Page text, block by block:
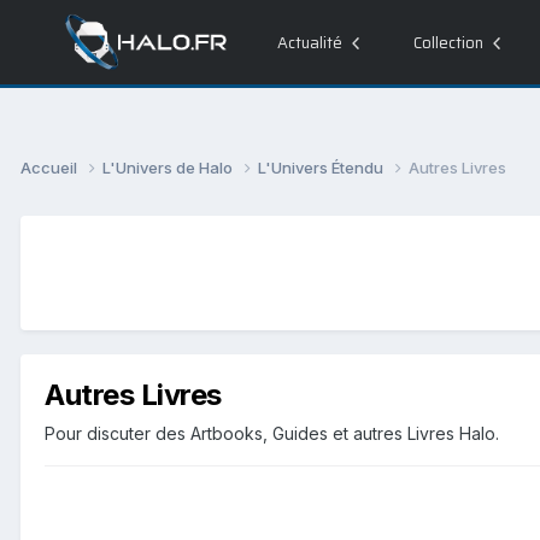
Actualité Collection
Accueil L'Univers de Halo L'Univers Étendu Autres Livres
Autres Livres
Pour discuter des Artbooks, Guides et autres Livres Halo.